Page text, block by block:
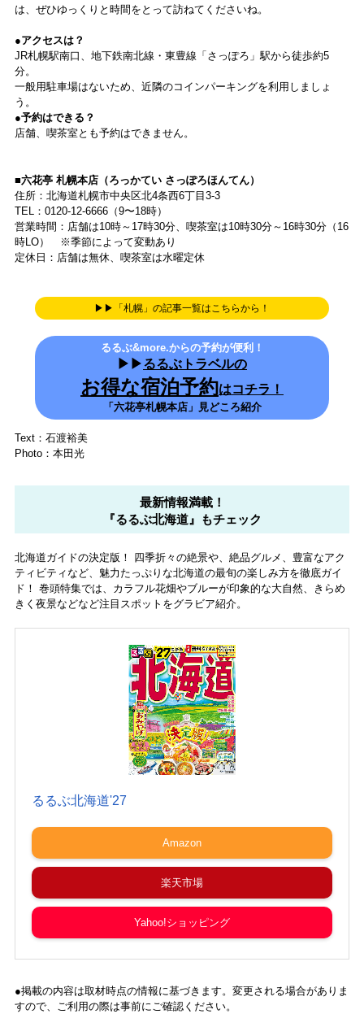
は、ぜひゆっくりと時間をとって訪ねてくださいね。
●アクセスは？
JR札幌駅南口、地下鉄南北線・東豊線「さっぽろ」駅から徒歩約5
分。
一般用駐車場はないため、近隣のコインパーキングを利用しましょ
う。
●予約はできる？
店舗、喫茶室とも予約はできません。
■六花亭 札幌本店（ろっかてい さっぽろほんてん）
住所：北海道札幌市中央区北4条西6丁目3-3
TEL：0120-12-6666（9〜18時）
営業時間：店舗は10時～17時30分、喫茶室は10時30分～16時30分（16
時LO） ※季節によって変動あり
定休日：店舗は無休、喫茶室は水曜定休
▶▶「札幌」の記事一覧はこちらから！
るるぶ&more.からの予約が便利！
▶▶るるぶトラベルの
お得な宿泊予約はコチラ！
「六花亭札幌本店」見どころ紹介
Text：石渡裕美
Photo：本田光
最新情報満載！
『るるぶ北海道』もチェック
北海道ガイドの決定版！ 四季折々の絶景や、絶品グルメ、豊富なアク
ティビティなど、魅力たっぷりな北海道の最旬の楽しみ方を徹底ガイ
ド！ 巻頭特集では、カラフル花畑やブルーが印象的な大自然、きらめ
きく夜景などなど注目スポットをグラビア紹介。
るるぶ北海道'27
Amazon
楽天市場
Yahoo!ショッピング
●掲載の内容は取材時点の情報に基づきます。変更される場合がありま
すので、ご利用の際は事前にご確認ください。